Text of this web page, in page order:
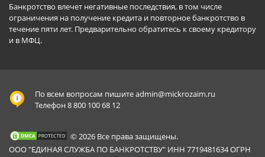
Банкротство влечет негативные последствия, в том числе
ограничения на получение кредита и повторное банкротство в
течение пяти лет. Предварительно обратитесь к своему кредитору
и в МФЦ.
По всем вопросам пишитеadmin@mickrozaim.ru
Телефон 8 800 100 68 12
© 2026 Все права защищены.
ООО "ЕДИНАЯ СЛУЖБА ПО БАНКРОТСТВУ" ИНН 7719481634 ОГРН